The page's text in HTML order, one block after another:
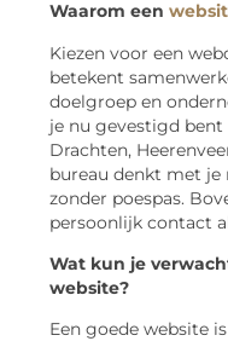
Waarom een
Kiezen voor een
betekent
doelgroep en
je nu gevestigd bent
Drachten,
bureau denkt met je
zonder poespas.
persoonlijk contact
Wat kun je
website?
Een goede website